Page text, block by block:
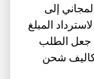
إلى
المبلغ
جعل الطلب
شحن